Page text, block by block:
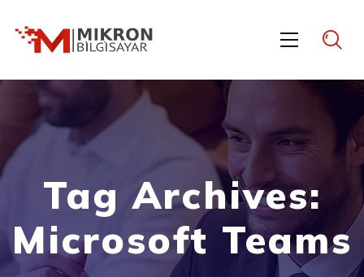
Tag Archives:
Microsoft Teams